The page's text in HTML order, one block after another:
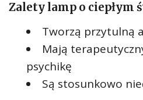
Zalety lamp o ciepłym
Tworzą przytulną
Mają
psychikę
Są stosunkowo